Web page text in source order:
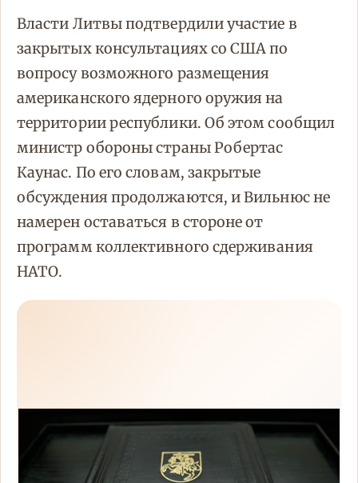
Власти Литвы подтвердили участие в
закрытых консультациях со США по
вопросу возможного размещения
американского ядерного оружия на
территории республики. Об этом сообщил
министр обороны страны Робертас
Каунас. По его словам, закрытые
обсуждения продолжаются, и Вильнюс не
намерен оставаться в стороне от
программ коллективного сдерживания
НАТО.